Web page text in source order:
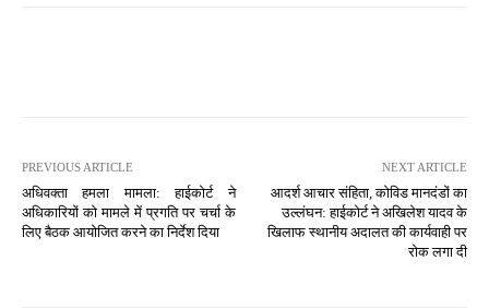
PREVIOUS ARTICLE
अधिवक्ता हमला मामला: हाईकोर्ट ने
अधिकारियों को मामले में प्रगति पर चर्चा के
लिए बैठक आयोजित करने का निर्देश दिया
NEXT ARTICLE
आदर्श आचार संहिता, कोविड मानदंडों का
उल्लंघन: हाईकोर्ट ने अखिलेश यादव के
खिलाफ स्थानीय अदालत की कार्यवाही पर
रोक लगा दी